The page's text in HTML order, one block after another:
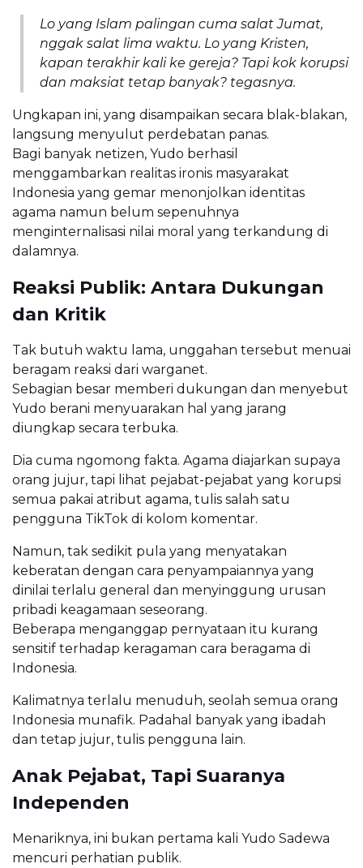
Lo yang Islam palingan cuma salat Jumat,
nggak salat lima waktu. Lo yang Kristen,
kapan terakhir kali ke gereja? Tapi kok korupsi
dan maksiat tetap banyak? tegasnya.
Ungkapan ini, yang disampaikan secara blak-blakan,
langsung menyulut perdebatan panas.
Bagi banyak netizen, Yudo berhasil
menggambarkan realitas ironis masyarakat
Indonesia yang gemar menonjolkan identitas
agama namun belum sepenuhnya
menginternalisasi nilai moral yang terkandung di
dalamnya.
Reaksi Publik: Antara Dukungan
dan Kritik
Tak butuh waktu lama, unggahan tersebut menuai
beragam reaksi dari warganet.
Sebagian besar memberi dukungan dan menyebut
Yudo berani menyuarakan hal yang jarang
diungkap secara terbuka.
Dia cuma ngomong fakta. Agama diajarkan supaya
orang jujur, tapi lihat pejabat-pejabat yang korupsi
semua pakai atribut agama, tulis salah satu
pengguna TikTok di kolom komentar.
Namun, tak sedikit pula yang menyatakan
keberatan dengan cara penyampaiannya yang
dinilai terlalu general dan menyinggung urusan
pribadi keagamaan seseorang.
Beberapa menganggap pernyataan itu kurang
sensitif terhadap keragaman cara beragama di
Indonesia.
Kalimatnya terlalu menuduh, seolah semua orang
Indonesia munafik. Padahal banyak yang ibadah
dan tetap jujur, tulis pengguna lain.
Anak Pejabat, Tapi Suaranya
Independen
Menariknya, ini bukan pertama kali Yudo Sadewa
mencuri perhatian publik.